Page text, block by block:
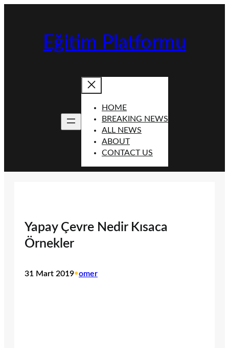
Eğitim Platformu
HOME
BREAKING NEWS
ALL NEWS
ABOUT
CONTACT US
Yapay Çevre Nedir Kısaca
Örnekler
31 Mart 2019•omer